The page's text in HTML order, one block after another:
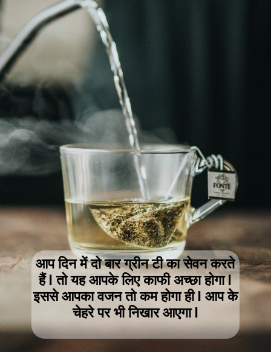
आप दिन में दो बार ग्रीन टी का सेवन करते
हैं l तो यह आपके लिए काफी अच्छा होगा l
इससे आपका वजन तो कम होगा ही l आप के
चेहरे पर भी निखार आएगा l